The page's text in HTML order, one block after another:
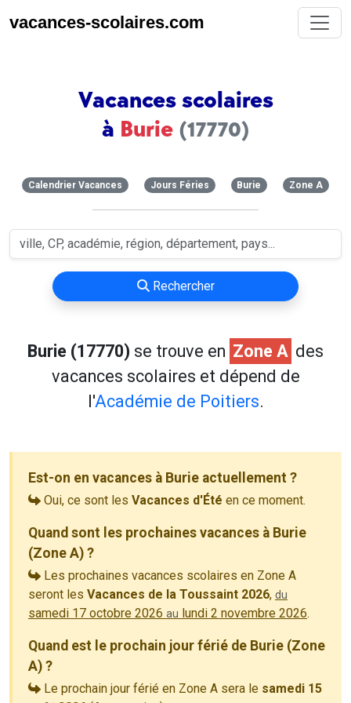
vacances-scolaires.com
Vacances scolaires
à Burie (17770)
Calendrier Vacances Jours Féries Burie Zone A
Rechercher
Burie (17770) se trouve en Zone A des
vacances scolaires et dépend de
l'Académie de Poitiers.
Est-on en vacances à Burie actuellement ?
Oui, ce sont les Vacances d'Été en ce moment.
Quand sont les prochaines vacances à Burie
(Zone A) ?
Les prochaines vacances scolaires en Zone A
seront les Vacances de la Toussaint 2026, du
samedi 17 octobre 2026 au lundi 2 novembre 2026.
Quand est le prochain jour férié de Burie (Zone
A) ?
Le prochain jour férié en Zone A sera le samedi 15